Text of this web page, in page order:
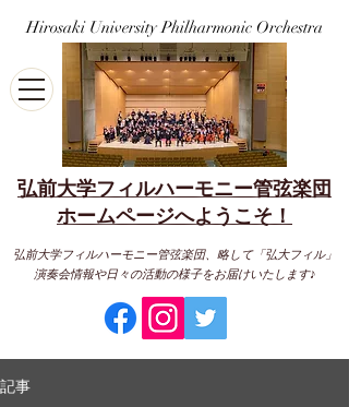
弘前大学フィルハーモニー管弦楽団
​ホームページへようこそ！
Hirosaki University Philharmonic Orchestra
弘前大学フィルハーモニー管弦楽団、略して「弘大フィル」
演奏会情報や日々の活動の様子をお届けいたします♪
記事